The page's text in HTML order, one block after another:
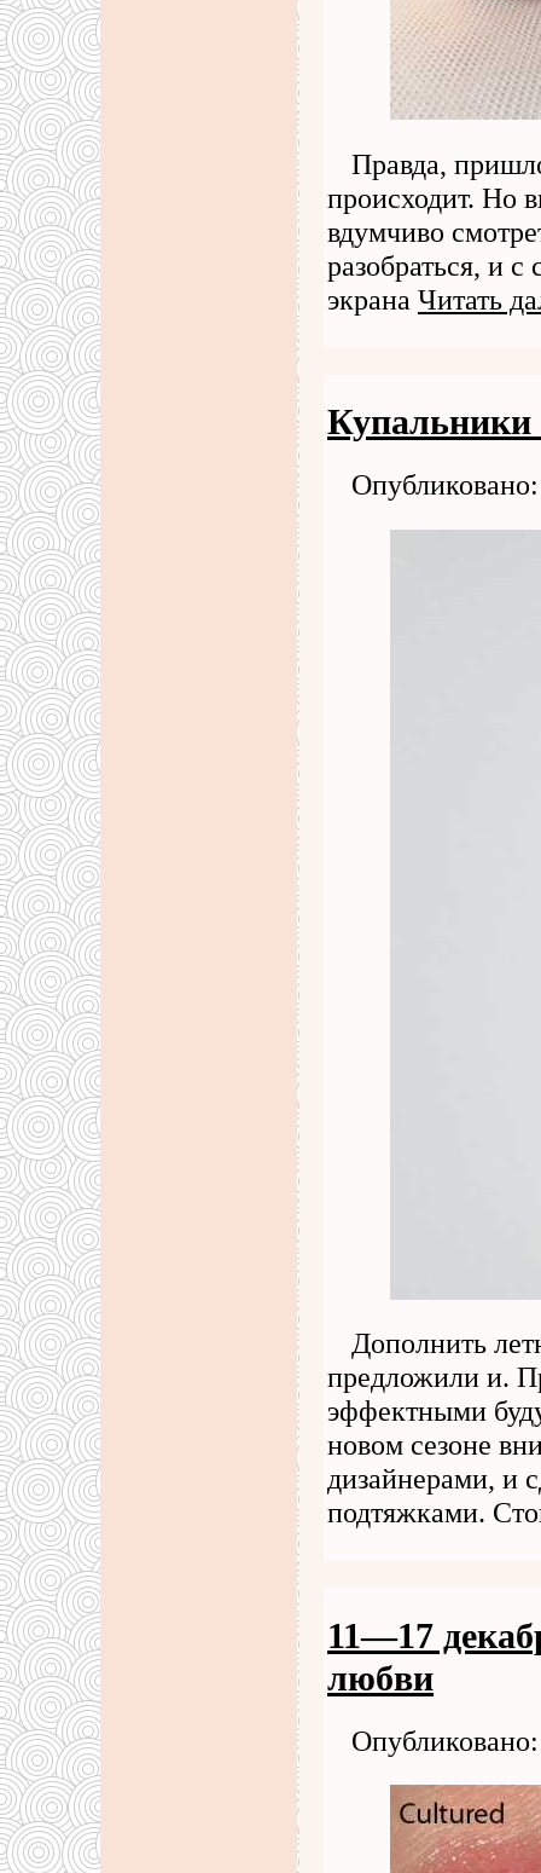
Правда,
происходит. Но
вдумчиво
разобраться, и
экрана Читать
Купальники
Дополнить
предложили и.
эффектными
новом сезоне
дизайнерами, и
подтяжками.
11—17
любви